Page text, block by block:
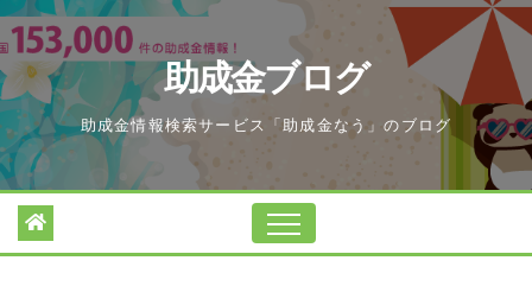
Skip
to
content
助成金ブログ
助成金情報検索サービス「助成金なう」のブログ